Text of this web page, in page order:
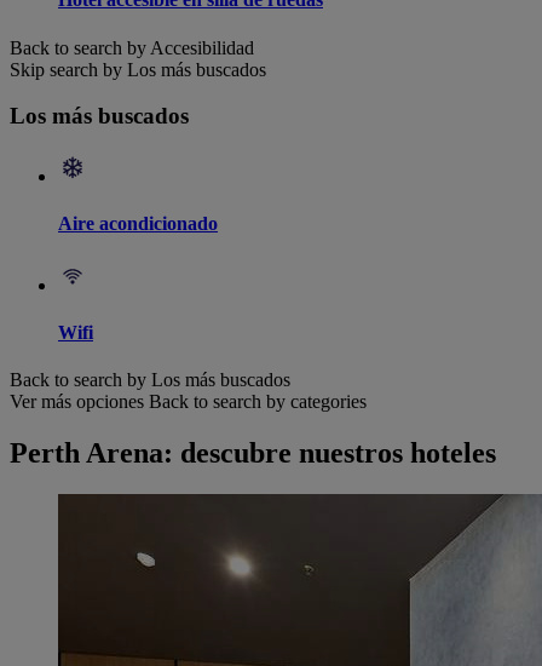
Back to search by Accesibilidad
Skip search by Los más buscados
Los más buscados
Aire acondicionado
Wifi
Back to search by Los más buscados
Ver más opciones Back to search by categories
Perth Arena: descubre nuestros hoteles